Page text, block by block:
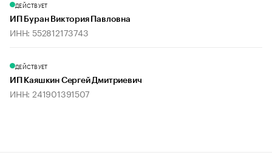
ДЕЙСТВУЕТ
ИП Буран Виктория Павловна
ИНН: 552812173743
ДЕЙСТВУЕТ
ИП Каяшкин Сергей Дмитриевич
ИНН: 241901391507